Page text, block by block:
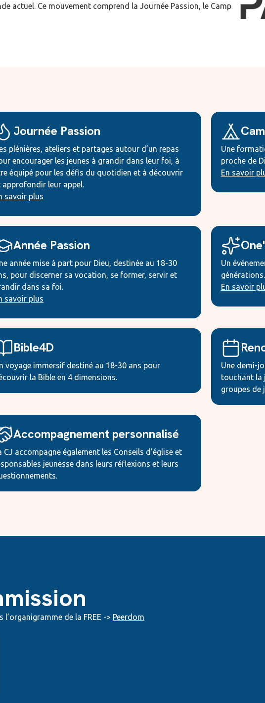
actuel. Ce mouvement comprend la Journée Passion, le Camp
Journée Passion
plénières, ateliers et partages autour d’un repas
encourager les jeunes à grandir dans leur foi, à
équipé pour les défis du quotidien et à découvrir
approfondir leur appel.
savoir plus
Une
proche de
En savoir
Année Passion
année mise à part pour Dieu, destinée au 18-30
pour discerner sa vocation, se former, servir et
dans sa foi.
savoir plus
One'
Un
générations.
En savoir
Bible4D
voyage immersif destiné au 18-30 ans pour
la Bible en 4 dimensions.
Une demi-
touchant la
groupes de
Accompagnement personnalisé
CJ accompagne également les Conseils d’église et
jeunesse dans leurs réflexions et leurs
de la FREE -> Peerdom